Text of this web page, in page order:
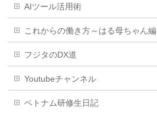
AIツール活用術
これからの働き方～はる母ちゃん編
フジタのDX道
Youtubeチャンネル
ベトナム研修生日記